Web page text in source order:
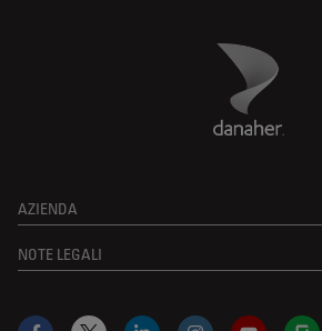
Danaher Logo
AZIENDA
NOTE LEGALI